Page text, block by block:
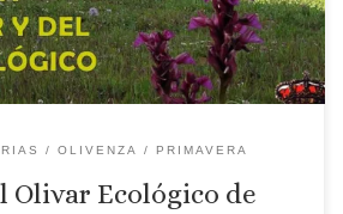
OLIVENZA PRIMAVERA
Olivar Ecológico de